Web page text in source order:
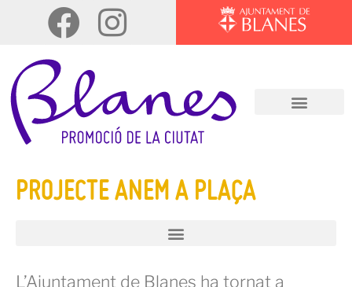
PROJECTE ANEM A PLAÇA
L’Ajuntament de Blanes ha tornat a